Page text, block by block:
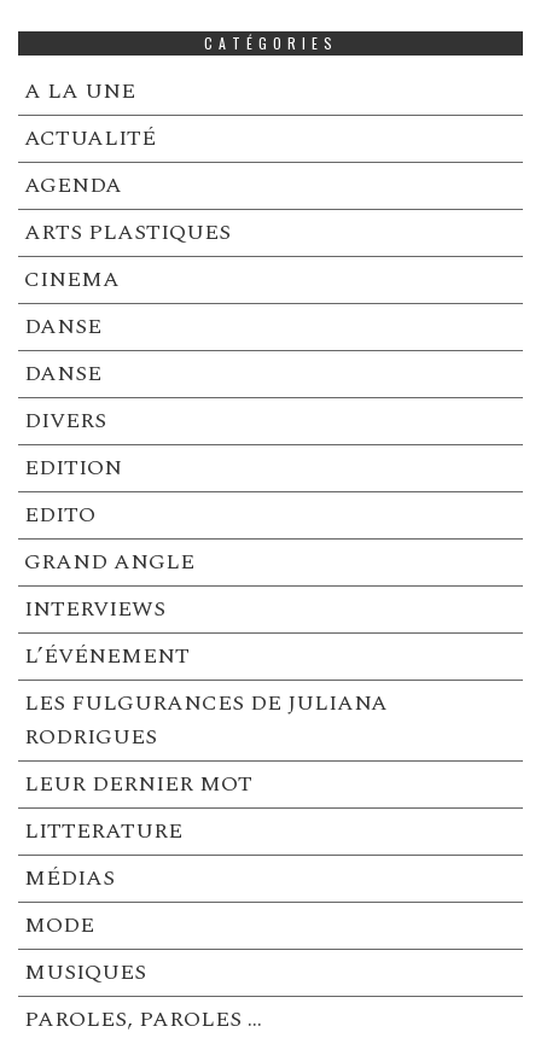
CATÉGORIES
A LA UNE
ACTUALITÉ
AGENDA
ARTS PLASTIQUES
CINEMA
DANSE
DANSE
DIVERS
EDITION
EDITO
GRAND ANGLE
INTERVIEWS
L’ÉVÉNEMENT
LES FULGURANCES DE JULIANA
RODRIGUES
LEUR DERNIER MOT
LITTERATURE
MÉDIAS
MODE
MUSIQUES
PAROLES, PAROLES …